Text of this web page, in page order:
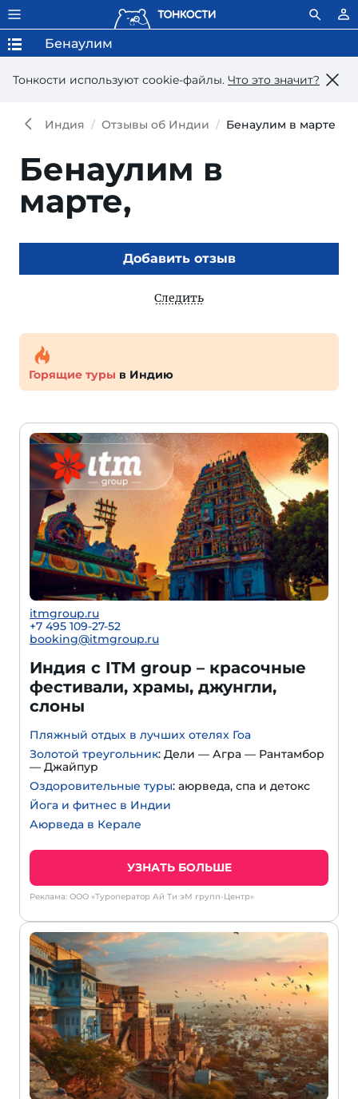
Тонкости используют сookie-файлы. Что это значит?
Бенаулим
Индия Отзывы об Индии Бенаулим в марте
Бенаулим в
марте,
Добавить отзыв
Следить
Горящие туры в Индию
itmgroup.ru
+7 495 109-27-52
booking@itmgroup.ru
Индия с ITM group – красочные
фестивали, храмы, джунгли,
слоны
Пляжный отдых в лучших отелях Гоа
Золотой треугольник: Дели — Агра — Рантамбор
— Джайпур
Оздоровительные туры: аюрведа, спа и детокс
Йога и фитнес в Индии
Аюрведа в Керале
УЗНАТЬ БОЛЬШЕ
Реклама: ООО «Туроператор Ай Ти эМ групп-Центр»